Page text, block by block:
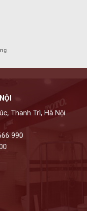
Thanh Trì, Hà Nội
990